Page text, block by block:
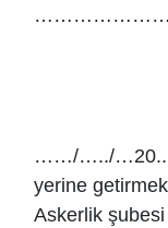
……/…../…20..
yerine
Askerlik